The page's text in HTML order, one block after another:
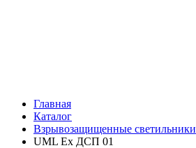
Главная
Каталог
Взрывозащищенные светильники
UML Ex ДСП 01